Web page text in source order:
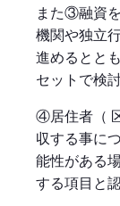
また③融資
機関や独立
進めるとと
セットで検
④居住者（
収する事に
能性がある
する項目と